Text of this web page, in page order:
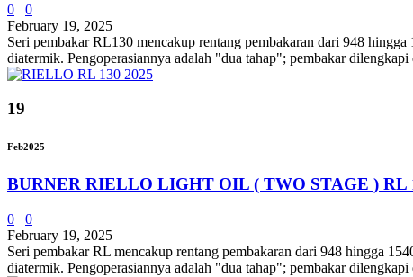
0
0
February 19, 2025
Seri pembakar RL130 mencakup rentang pembakaran dari 948
diatermik. Pengoperasiannya adalah "dua tahap"; pembakar
19
Feb2025
BURNER RIELLO LIGHT OIL ( TWO STAGE ) RL
0
0
February 19, 2025
Seri pembakar RL mencakup rentang pembakaran dari 948 hingga
diatermik. Pengoperasiannya adalah "dua tahap"; pembakar